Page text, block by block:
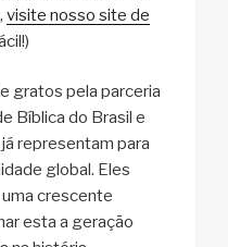
visite nosso site de
gratos pela parceria
Bíblica do Brasil e
representam para
global. Eles
crescente
esta a geração